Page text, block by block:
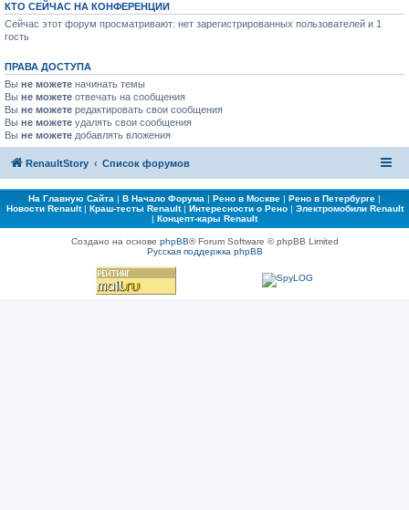
КТО СЕЙЧАС НА КОНФЕРЕНЦИИ
Сейчас этот форум просматривают: нет зарегистрированных пользователей и 1
гость
ПРАВА ДОСТУПА
Вы не можете начинать темы
Вы не можете отвечать на сообщения
Вы не можете редактировать свои сообщения
Вы не можете удалять свои сообщения
Вы не можете добавлять вложения
RenaultStory Список форумов
На Главную Сайта | В Начало Форума | Рено в Москве | Рено в Петербурге |
Новости Renault| Краш-тесты Renault| Интересности о Рено| Электромобили Renault
| Концепт-кары Renault
Создано на основе phpBB® Forum Software © phpBB Limited
Русская поддержка phpBB